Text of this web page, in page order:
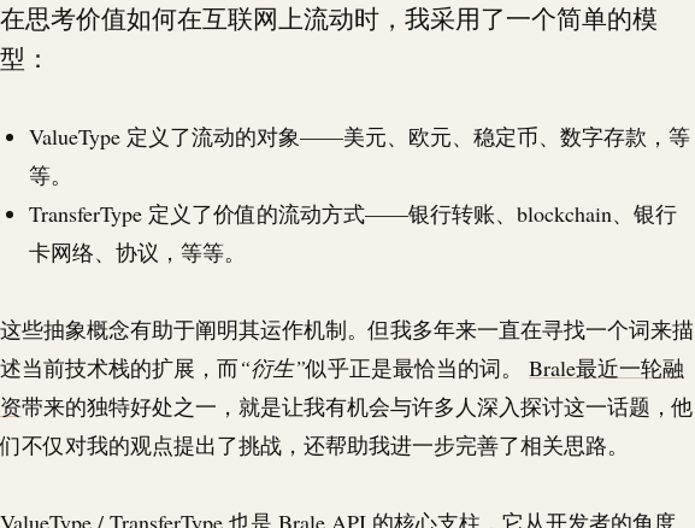
在思考价值如何在互联网上流动时，我采用了一个简单的模
型：
ValueType 定义了流动的对象——美元、欧元、稳定币、数字存款，等
等。
TransferType 定义了价值的流动方式——银行转账、 blockchain、银行
卡网络、协议，等等。
这些抽象概念有助于阐明其运作机制。但我多年来一直在寻找一个词来描
述当前技术栈的扩展，而“衍生”似乎正是最恰当的词。 Brale最近一轮融
资带来的独特好处之一，就是让我有机会与许多人深入探讨这一话题，他
们不仅对我的观点提出了挑战，还帮助我进一步完善了相关思路。
ValueType / TransferType 也是 Brale API 的核心支柱，它从开发者的角度